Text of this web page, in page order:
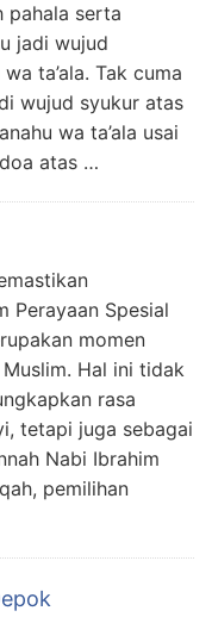
pahala serta
jadi wujud
ta’ala. Tak cuma
wujud syukur atas
wa ta’ala usai
atas …
Perayaan Spesial
momen
Hal ini tidak
rasa
tetapi juga sebagai
Nabi Ibrahim
pemilihan